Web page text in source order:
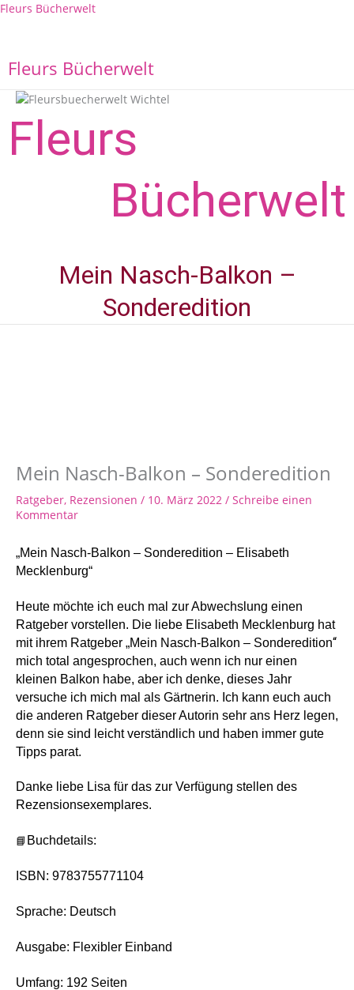
Zum
Fleurs Bücherwelt
Fleurs Bücherwelt
Fleurs
Bücher­welt
Mein Nasch-Balkon –
Sonderedition
Mein Nasch-Balkon – Sonderedition
Ratgeber, Rezensionen / 10. März 2022 / Schreibe einen
Kommentar
„Mein Nasch-Balkon – Sonderedition – Elisabeth
Mecklenburg“
Heute möchte ich euch mal zur Abwechslung einen
Ratgeber vorstellen. Die liebe Elisabeth Mecklenburg hat
mit ihrem Ratgeber „Mein Nasch-Balkon – Sonderedition“
mich total angesprochen, auch wenn ich nur einen
kleinen Balkon habe, aber ich denke, dieses Jahr
versuche ich mich mal als Gärtnerin. Ich kann euch auch
die anderen Ratgeber dieser Autorin sehr ans Herz legen,
denn sie sind leicht verständlich und haben immer gute
Tipps parat.
Danke liebe Lisa für das zur Verfügung stellen des
Rezensionsexemplares.
📘 Buchdetails:
ISBN: 9783755771104
Sprache: Deutsch
Ausgabe: Flexibler Einband
Umfang: 192 Seiten